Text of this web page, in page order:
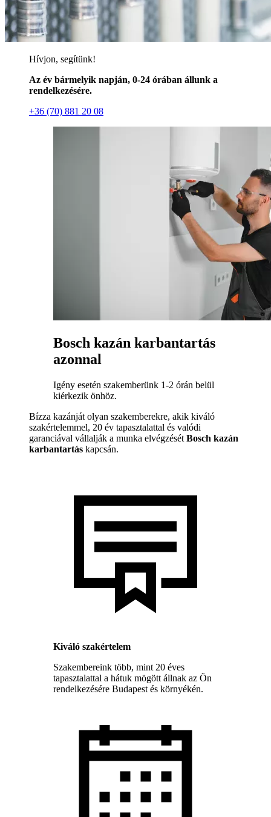
Hívjon, segítünk!
Az év bármelyik napján, 0-24 órában állunk a
rendelkezésére.
+36 (70) 881 20 08
Bosch kazán karbantartás
azonnal
Igény esetén szakemberünk 1-2 órán belül
kiérkezik önhöz.
Bízza kazánját olyan szakemberekre, akik kiváló
szakértelemmel, 20 év tapasztalattal és valódi
garanciával vállalják a munka elvégzését Bosch kazán
karbantartás kapcsán.
Kiváló szakértelem
Szakembereink több, mint 20 éves
tapasztalattal a hátuk mögött állnak az Ön
rendelkezésére Budapest és környékén.